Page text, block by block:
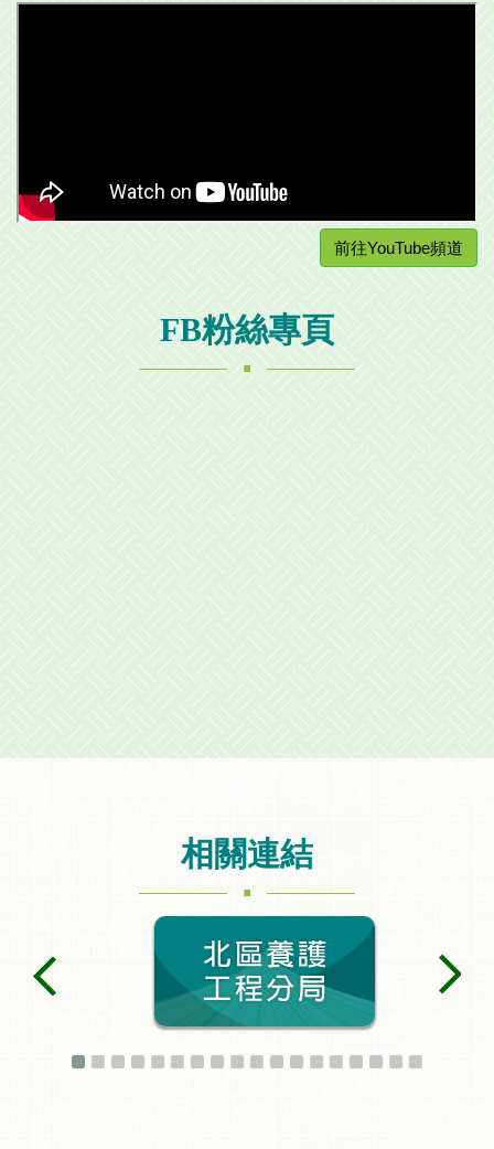
前往YouTube頻道
FB粉絲專頁
.
相關連結
.